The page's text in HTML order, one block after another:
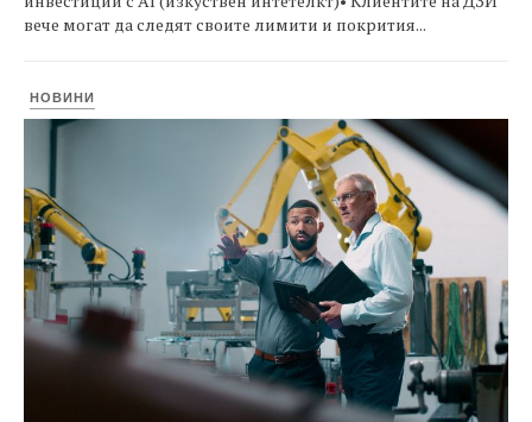
вече могат да следят своите лимити и покрития...
НОВИНИ